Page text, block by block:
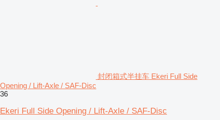
封闭箱式半挂车 Ekeri Full Side
Opening / Lift-Axle / SAF-Disc
36
Ekeri Full Side Opening / Lift-Axle / SAF-Disc